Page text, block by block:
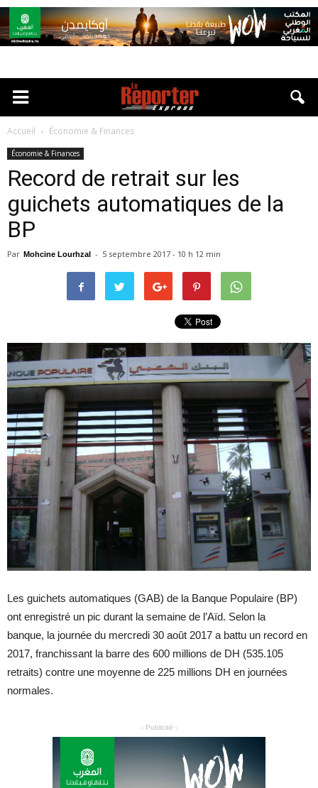
Accueil Économie & Finances
Économie & Finances
Record de retrait sur les
guichets automatiques de la
BP
Par Mohcine Lourhzal - 5 septembre 2017 - 10 h 12 min
Les guichets automatiques (GAB) de la Banque Populaire (BP)
ont enregistré un pic durant la semaine de l’Aïd. Selon la
banque, la journée du mercredi 30 août 2017 a battu un record en
2017, franchissant la barre des 600 millions de DH (535.105
retraits) contre une moyenne de 225 millions DH en journées
normales.
- Publicité -